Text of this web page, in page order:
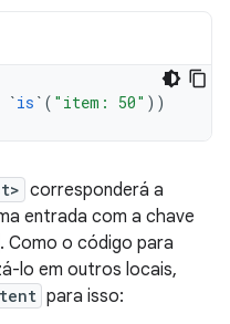
`is ` ( "item: 50" ))
corresponderá a
entrada com a chave
. Como o código para
lo em outros locais,
para isso: